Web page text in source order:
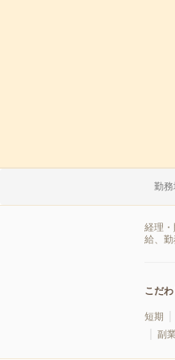
勤務
経理
給、
こだ
短期
副